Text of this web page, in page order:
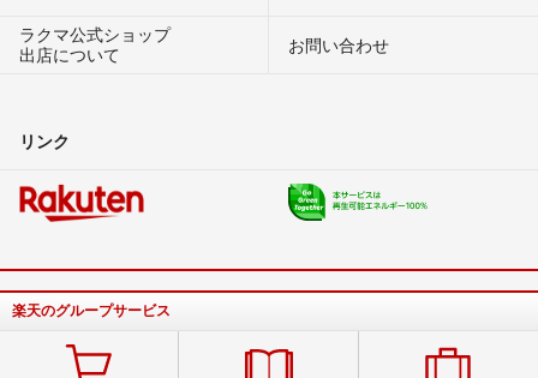
ラクマ公式ショップ
出店について
お問い合わせ
リンク
楽天のグループサービス